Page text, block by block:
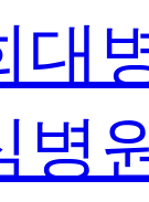
대
병